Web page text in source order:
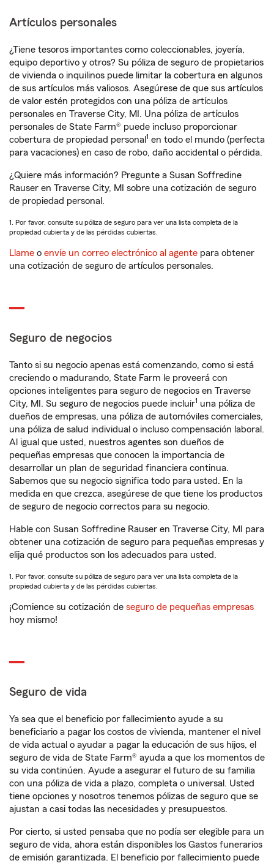
Artículos personales
¿Tiene tesoros importantes como coleccionables, joyería,
equipo deportivo y otros? Su póliza de seguro de propietarios
de vivienda o inquilinos puede limitar la cobertura en algunos
de sus artículos más valiosos. Asegúrese de que sus artículos
de valor estén protegidos con una póliza de artículos
personales en Traverse City, MI. Una póliza de artículos
personales de State Farm® puede incluso proporcionar
cobertura de propiedad personal 1 en todo el mundo (perfecta
para vacaciones) en caso de robo, daño accidental o pérdida.
¿Quiere más información? Pregunte a Susan Soffredine
Rauser en Traverse City, MI sobre una cotización de seguro
de propiedad personal.
1. Por favor, consulte su póliza de seguro para ver una lista completa de la
propiedad cubierta y de las pérdidas cubiertas.
Llame o envíe un correo electrónico al agente para obtener
una cotización de seguro de artículos personales.
Seguro de negocios
Tanto si su negocio apenas está comenzando, como si está
creciendo o madurando, State Farm le proveerá con
opciones inteligentes para seguro de negocios en Traverse
City, MI. Su seguro de negocios puede incluir1 una póliza de
dueños de empresas, una póliza de automóviles comerciales,
una póliza de salud individual o incluso compensación laboral.
Al igual que usted, nuestros agentes son dueños de
pequeñas empresas que conocen la importancia de
desarrollar un plan de seguridad financiera continua.
Sabemos que su negocio significa todo para usted. En la
medida en que crezca, asegúrese de que tiene los productos
de seguro de negocio correctos para su negocio.
Hable con Susan Soffredine Rauser en Traverse City, MI para
obtener una cotización de seguro para pequeñas empresas y
elija qué productos son los adecuados para usted.
1. Por favor, consulte su póliza de seguro para ver una lista completa de la
propiedad cubierta y de las pérdidas cubiertas.
¡Comience su cotización de seguro de pequeñas empresas
hoy mismo!
Seguro de vida
Ya sea que el beneficio por fallecimiento ayude a su
beneficiario a pagar los costos de vivienda, mantener el nivel
de vida actual o ayudar a pagar la educación de sus hijos, el
seguro de vida de State Farm® ayuda a que los momentos de
su vida continúen. Ayude a asegurar el futuro de su familia
con una póliza de vida a plazo, completa o universal. Usted
tiene opciones y nosotros tenemos pólizas de seguro que se
ajustan a casi todas las necesidades y presupuestos.
Por cierto, si usted pensaba que no podía ser elegible para un
seguro de vida, ahora están disponibles los Gastos funerarios
de emisión garantizada. El beneficio por fallecimiento puede